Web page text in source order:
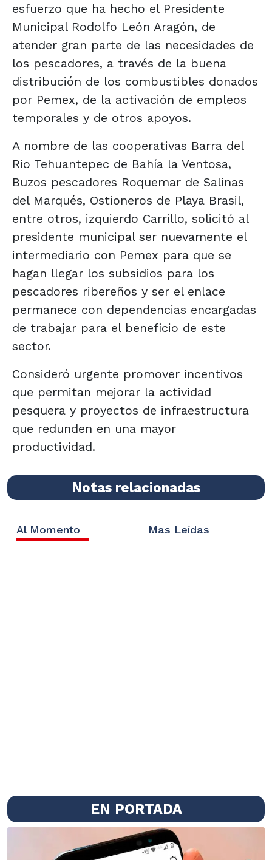
esfuerzo que ha hecho el Presidente
Municipal Rodolfo León Aragón, de
atender gran parte de las necesidades de
los pescadores, a través de la buena
distribución de los combustibles donados
por Pemex, de la activación de empleos
temporales y de otros apoyos.
A nombre de las cooperativas Barra del
Rio Tehuantepec de Bahía la Ventosa,
Buzos pescadores Roquemar de Salinas
del Marqués, Ostioneros de Playa Brasil,
entre otros, izquierdo Carrillo, solicitó al
presidente municipal ser nuevamente el
intermediario con Pemex para que se
hagan llegar los subsidios para los
pescadores ribereños y ser el enlace
permanece con dependencias encargadas
de trabajar para el beneficio de este
sector.
Consideró urgente promover incentivos
que permitan mejorar la actividad
pesquera y proyectos de infraestructura
que redunden en una mayor
productividad.
Notas relacionadas
Al Momento Mas Leídas
EN PORTADA